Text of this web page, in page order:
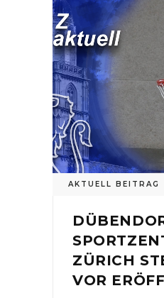
AKTUELL BEITRAG
ZÜRICH
VOR